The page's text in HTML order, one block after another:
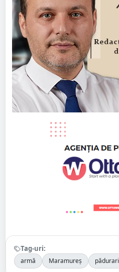
Tag-uri:
armă Maramureș pădurari